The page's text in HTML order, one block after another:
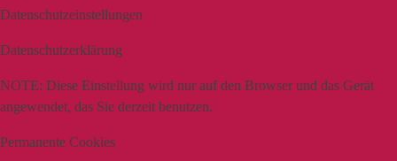
Datenschutzeinstellungen
Datenschutzerklärung
NOTE: Diese Einstellung wird nur auf den Browser und das Gerät
angewendet, das Sie derzeit benutzen.
Permanente Cookies